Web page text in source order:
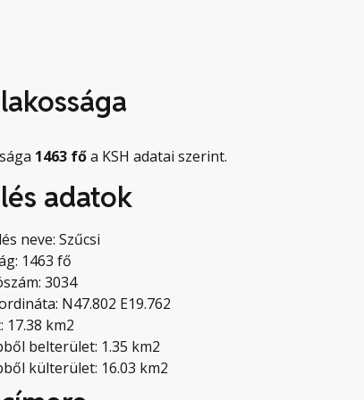
1463 főa KSH adatai szerint.
adatok
neve: Szűcsi
1463 fő
3034
N47.802 E19.762
17.38 km2
belterület: 1.35 km2
külterület: 16.03 km2